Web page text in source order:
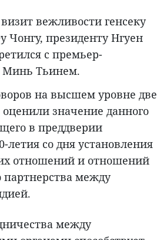
вежливости генсеку
президенту Нгуен
с премьер-
Тьинем.
на высшем уровне две
значение данного
в преддверии
летия со дня установления
отношений и отношений
партнерства между
между